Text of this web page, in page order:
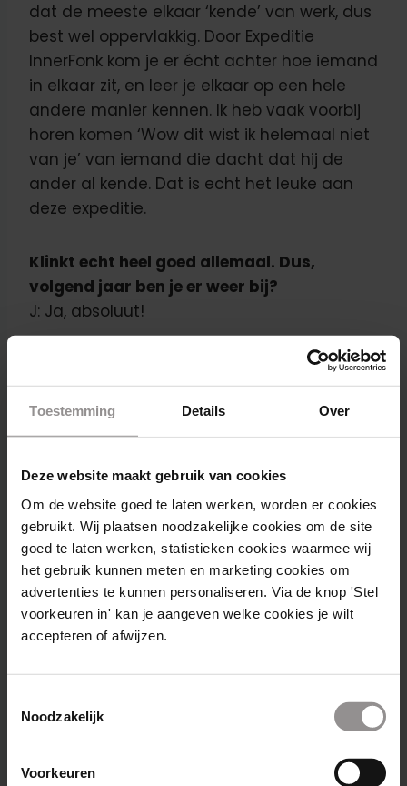
Toestemming Details Over
Deze website maakt gebruik van cookies
Om de website goed te laten werken, worden er cookies
gebruikt. Wij plaatsen noodzakelijke cookies om de site
goed te laten werken, statistieken cookies waarmee wij
het gebruik kunnen meten en marketing cookies om
advertenties te kunnen personaliseren. Via de knop 'Stel
voorkeuren in' kan je aangeven welke cookies je wilt
accepteren of afwijzen.
Noodzakelijk
Voorkeuren
dat de meeste elkaar ‘kende’ van werk, dus
best wel oppervlakkig. Door Expeditie
InnerFonk kom je er écht achter hoe iemand
in elkaar zit, en leer je elkaar op een hele
andere manier kennen. Ik heb vaak voorbij
horen komen ‘Wow dit wist ik helemaal niet
van je’ van iemand die dacht dat hij de
ander al kende. Dat is echt het leuke aan
deze expeditie.
Klinkt echt heel goed allemaal. Dus,
volgend jaar ben je er weer bij?
J: Ja, absoluut!
Wil jij alle foto’s zien van
Expeditie InnerFonk?
Meer Fonky Stories lezen?